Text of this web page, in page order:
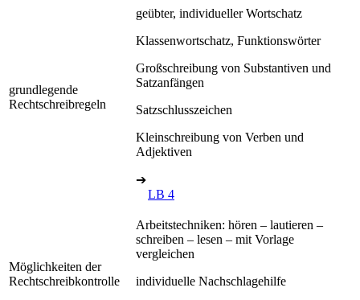
grundlegende
Rechtschreibregeln
geübter, individueller Wortschatz
Klassenwortschatz, Funktionswörter
Großschreibung von Substantiven und
Satzanfängen
Satzschlusszeichen
Kleinschreibung von Verben und
Adjektiven
➔
LB 4
Möglichkeiten der
Rechtschreibkontrolle
Arbeitstechniken: hören – lautieren –
schreiben – lesen – mit Vorlage
vergleichen
individuelle Nachschlagehilfe